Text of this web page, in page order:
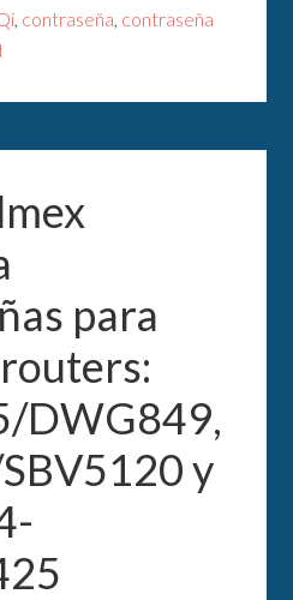
, contraseña, contraseña
para
DWG849,
y